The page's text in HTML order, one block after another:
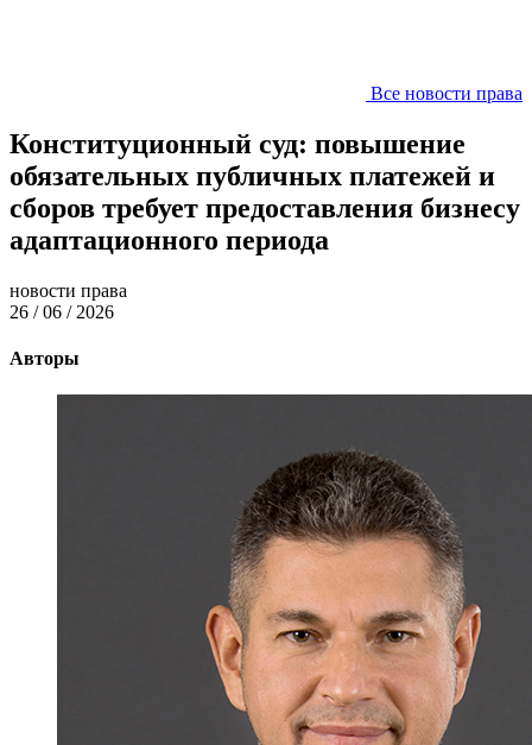
Все новости права
Конституционный суд: повышение
обязательных публичных платежей и
сборов требует предоставления бизнесу
адаптационного периода
новости права
26 / 06 / 2026
Авторы